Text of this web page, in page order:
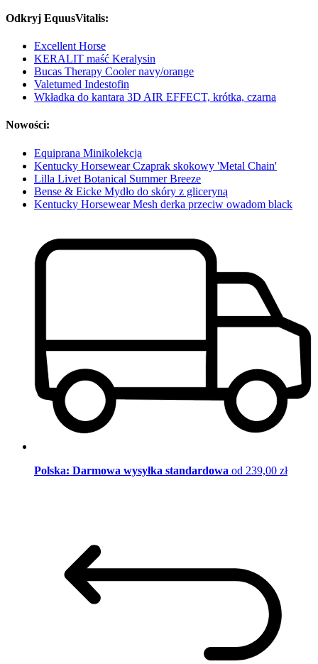
Odkryj EquusVitalis:
Excellent Horse
KERALIT maść Keralysin
Bucas Therapy Cooler navy/orange
Valetumed Indestofin
Wkładka do kantara 3D AIR EFFECT, krótka, czarna
Nowości:
Equiprana Minikolekcja
Kentucky Horsewear Czaprak skokowy 'Metal Chain'
Lilla Livet Botanical Summer Breeze
Bense & Eicke Mydło do skóry z gliceryną
Kentucky Horsewear Mesh derka przeciw owadom black
Polska: Darmowa wysyłka standardowa od 239,00 zł